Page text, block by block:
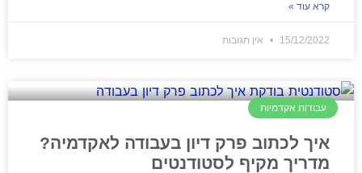
קרא עוד »
15/12/2022 אין תגובות
עבודות אקדמיות
איך לכתוב פרק דיון בעבודה לאקדמיה?
מדריך מקיף לסטודנטים